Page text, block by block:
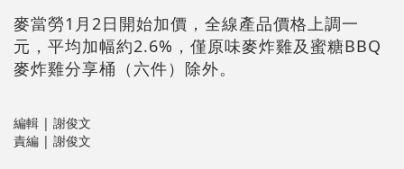
麥當勞1月2日開始加價，全線產品價格上調一
元，平均加幅約2.6%，僅原味麥炸雞及蜜糖BBQ
麥炸雞分享桶（六件）除外。
編輯 | 謝俊文
責編 | 謝俊文